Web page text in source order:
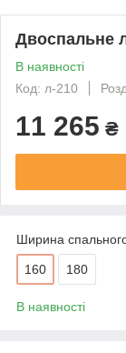
Двоспальне
В наявності
Код: л-210
11 265 ₴
Ширина
160 180
В наявності